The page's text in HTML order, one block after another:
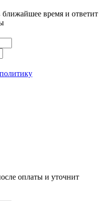
время и ответит
политику
оплаты и уточнит